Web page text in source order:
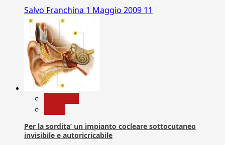
Salvo Franchina 1 Maggio 2009 11
Per la sordita’ un impianto cocleare sottocutaneo
invisibile e autoricricabile